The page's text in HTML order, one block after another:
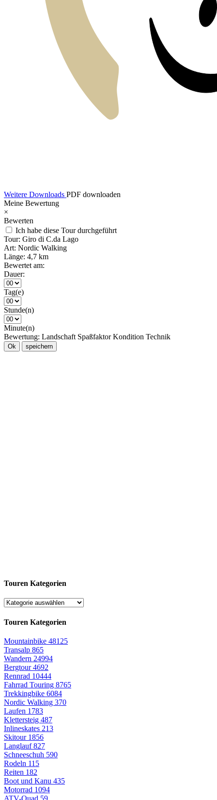
Weitere Downloads PDF downloaden
Meine Bewertung
×
Bewerten
Ich habe diese Tour durchgeführt
Tour: Giro di C.da Lago
Art: Nordic Walking
Länge: 4,7 km
Bewertet am:
Dauer:
Tag(e)
Stunde(n)
Minute(n)
Bewertung: Landschaft Spaßfaktor Kondition Technik
Ok speichern
Touren Kategorien
Touren Kategorien
Mountainbike 48125
Transalp 865
Wandern 24994
Bergtour4692
Rennrad 10444
Fahrrad Touring 8765
Trekkingbike 6084
Nordic Walking 370
Laufen 1783
Klettersteig 487
Inlineskates 213
Skitour 1856
Langlauf827
Schneeschuh 590
Rodeln 115
Reiten 182
Boot und Kanu 435
Motorrad 1094
ATV-Quad 59